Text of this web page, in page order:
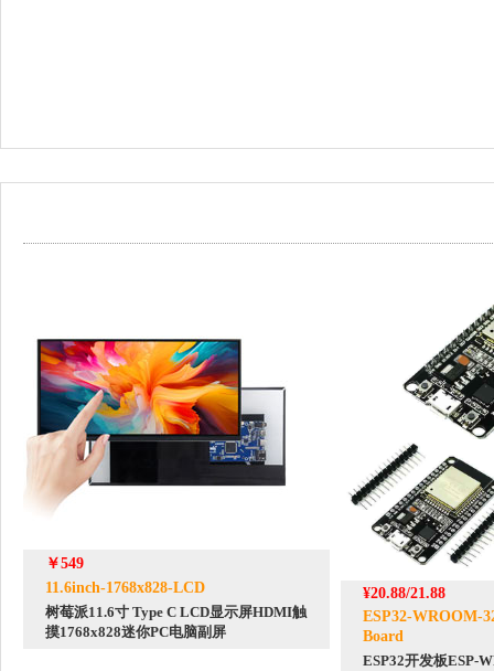
￥549
11.6inch-1768x828-LCD
树莓派11.6寸 Type C LCD显示屏HDMI触
摸1768x828迷你PC电脑副屏
¥20.88/21.88
ESP32-WROOM-
Board
ESP32开发板ESP-